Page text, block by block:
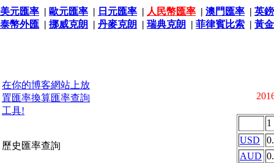
美元匯率 | 歐元匯率 | 日元匯率 | 人民幣匯率 | 澳門匯率 | 英
泰幣外匯 | 挪威克朗 | 丹麥克朗 | 瑞典克朗 | 菲律賓比索 | 黃
在你的博客網站上放
置匯率換算匯率查詢
工具!
歷史匯率查詢
1
USD
AUD